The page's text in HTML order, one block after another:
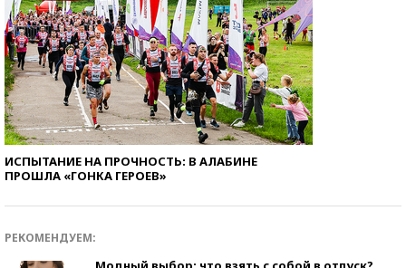
ИСПЫТАНИЕ НА ПРОЧНОСТЬ: В АЛАБИНЕ
ПРОШЛА «ГОНКА ГЕРОЕВ»
РЕКОМЕНДУЕМ: